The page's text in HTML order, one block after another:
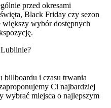
przed okresami
Black Friday czy sezon
większy wybór dostępnych
billboardu i czasu trwania
Ci najbardziej
wybrać miejsca o najlepszym